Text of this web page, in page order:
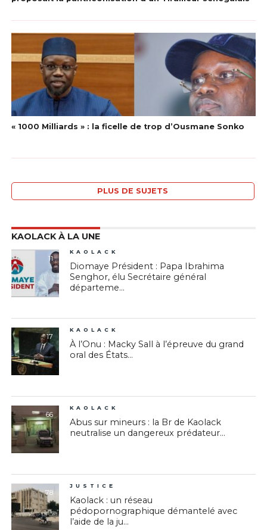
« 1000 Milliards » : la ficelle de trop d’Ousmane Sonko
PLUS DE SUJETS
KAOLACK À LA UNE
11
KAOLACK
Diomaye Président : Papa Ibrahima
Senghor, élu Secrétaire général
départeme...
17
KAOLACK
À l’Onu : Macky Sall à l’épreuve du grand
oral des États...
66
KAOLACK
Abus sur mineurs : la Br de Kaolack
neutralise un dangereux prédateur...
78
JUSTICE
Kaolack : un réseau
pédopornographique démantelé avec
l’aide de la ju...